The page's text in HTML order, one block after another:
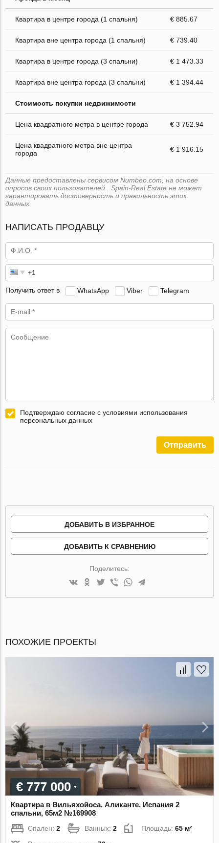
Квартира в центре города (1 спальня) € 885.67
Квартира вне центра города (1 спальня) € 739.40
Квартира в центре города (3 спальни) € 1 473.33
Квартира вне центра города (3 спальни) € 1 394.44
Стоимость покупки недвижимости
Цена квадратного метра в центре города € 3 752.94
Цена квадратного метра вне центра
города
€ 1 916.15
Данные предоставлены сервисом Numbeo.com, на основе
опросов своих пользователей . Spain-Real.Estate не может
гарантировать достоверность и правильность этих
данных.
НАПИСАТЬ ПРОДАВЦУ
Получить ответ в WhatsApp Viber Telegram
Подтверждаю согласие с условиями использования
персональных данных
Отправить
ДОБАВИТЬ В ИЗБРАННОЕ
ДОБАВИТЬ К СРАВНЕНИЮ
Поделитесь:
ПОХОЖИЕ ПРОЕКТЫ
€ 777 000
Квартира в Вильяхойоса, Аликанте, Испания 2
спальни, 65м2 №169908
Спален:2 Ванных:2 Площадь:65 м²